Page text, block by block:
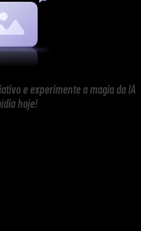
e experimente a magia da IA
hoje!